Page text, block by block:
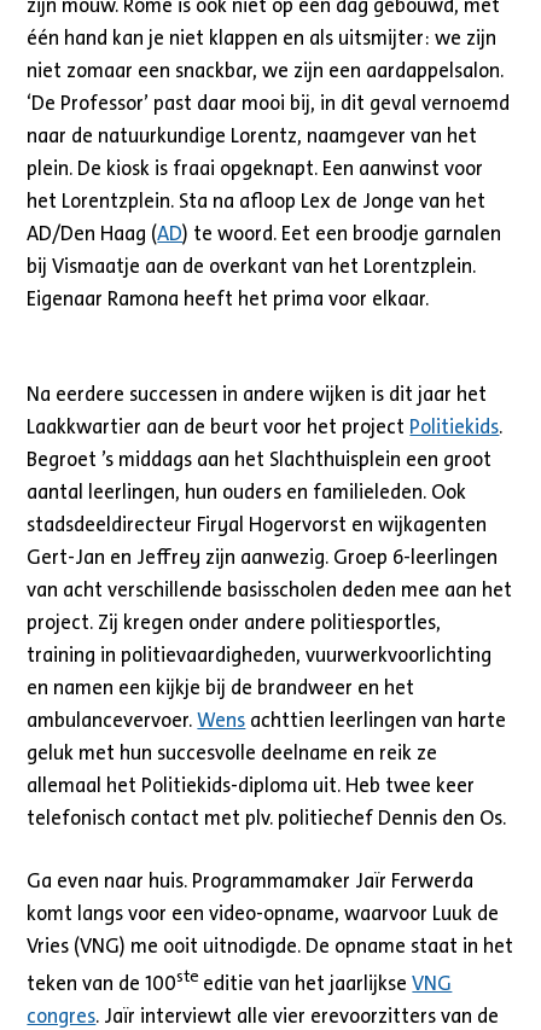
zijn mouw. Rome is ook niet op één dag gebouwd, met
één hand kan je niet klappen en als uitsmijter: we zijn
niet zomaar een snackbar, we zijn een aardappelsalon.
‘De Professor’ past daar mooi bij, in dit geval vernoemd
naar de natuurkundige Lorentz, naamgever van het
plein. De kiosk is fraai opgeknapt. Een aanwinst voor
het Lorentzplein. Sta na afloop Lex de Jonge van het
AD/Den Haag (AD) te woord. Eet een broodje garnalen
bij Vismaatje aan de overkant van het Lorentzplein.
Eigenaar Ramona heeft het prima voor elkaar.
Na eerdere successen in andere wijken is dit jaar het
Laakkwartier aan de beurt voor het project Politiekids.
Begroet ’s middags aan het Slachthuisplein een groot
aantal leerlingen, hun ouders en familieleden. Ook
stadsdeeldirecteur Firyal Hogervorst en wijkagenten
Gert-Jan en Jeffrey zijn aanwezig. Groep 6-leerlingen
van acht verschillende basisscholen deden mee aan het
project. Zij kregen onder andere politiesportles,
training in politievaardigheden, vuurwerkvoorlichting
en namen een kijkje bij de brandweer en het
ambulancevervoer.Wens achttien leerlingen van harte
geluk met hun succesvolle deelname en reik ze
allemaal het Politiekids-diploma uit. Heb twee keer
telefonisch contact met plv. politiechef Dennis den Os.
Ga even naar huis. Programmamaker Jaïr Ferwerda
komt langs voor een video-opname, waarvoor Luuk de
Vries (VNG) me ooit uitnodigde. De opname staat in het
teken van de 100ste editie van het jaarlijkseVNG
congres. Jaïr interviewt alle vier erevoorzitters van de